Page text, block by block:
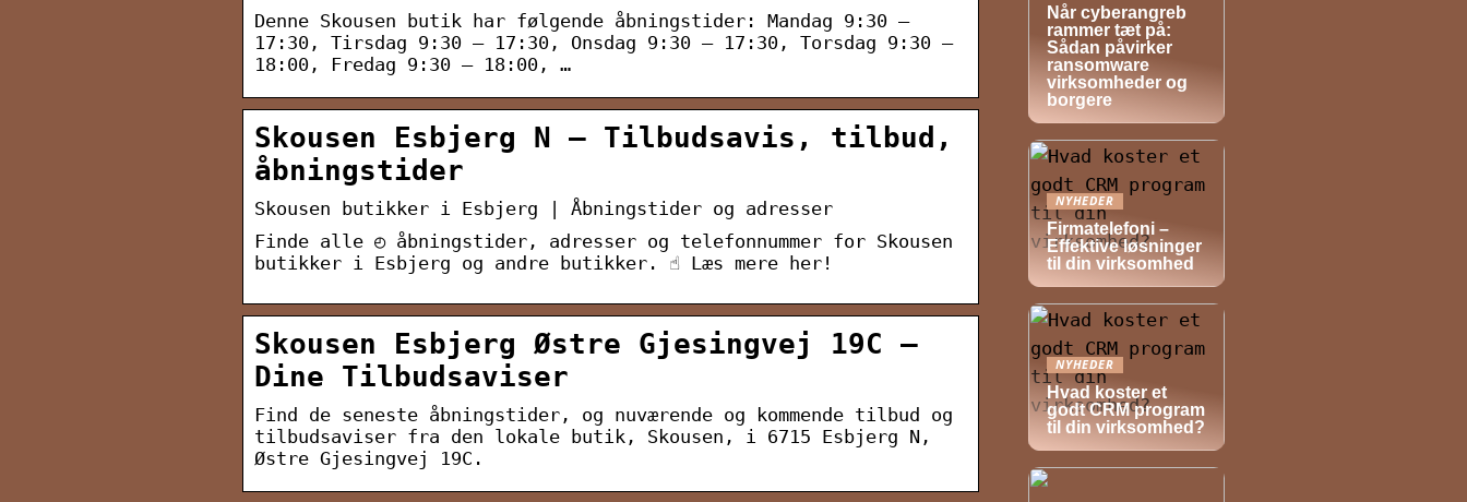
Denne Skousen butik har følgende åbningstider: Mandag 9:30 –
17:30, Tirsdag 9:30 – 17:30, Onsdag 9:30 – 17:30, Torsdag 9:30 –
18:00, Fredag 9:30 – 18:00, …
Skousen Esbjerg N – Tilbudsavis, tilbud,
åbningstider
Skousen butikker i Esbjerg | Åbningstider og adresser
Finde alle ◴ åbningstider, adresser og telefonnummer for Skousen
butikker i Esbjerg og andre butikker. ☝ Læs mere her!
Skousen Esbjerg Østre Gjesingvej 19C –
Dine Tilbudsaviser
Find de seneste åbningstider, og nuværende og kommende tilbud og
tilbudsaviser fra den lokale butik, Skousen, i 6715 Esbjerg N,
Østre Gjesingvej 19C.
Når cyberangreb
rammer tæt på:
Sådan påvirker
ransomware
virksomheder og
borgere
NYHEDER
Firmatelefoni –
Effektive løsninger
til din virksomhed
NYHEDER
Hvad koster et
godt CRM program
til din virksomhed?